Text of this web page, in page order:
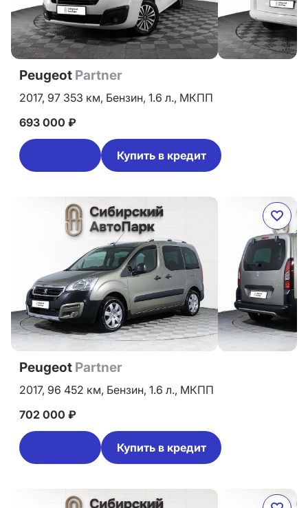
Peugeot Partner
2017, 97 353 км, Бензин, 1.6 л., МКПП
693 000 ₽
Купить в кредит
Peugeot Partner
2017, 96 452 км, Бензин, 1.6 л., МКПП
702 000 ₽
Купить в кредит